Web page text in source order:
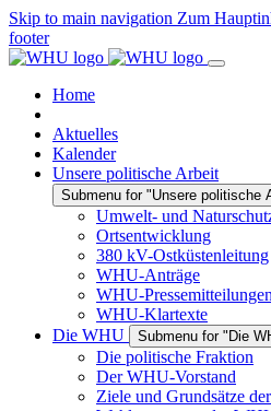
Skip to main navigation Zum
footer
Home
Aktuelles
Kalender
Unsere politische Arbeit
Submenu for "Unsere politische
Umwelt- und
Ortsentwicklung
380 kV-Ostküstenleitung
WHU-Anträge
WHU-Pressemitteilungen
WHU-Klartexte
Die WHU
Submenu for "Die
Die politische Fraktion
Der WHU-Vorstand
Ziele und Grundsätze